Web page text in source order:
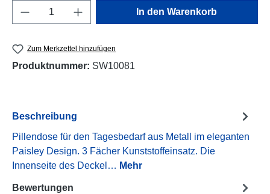
Produkt Anzahl: Gib den gewünschten
In den Warenkorb
Zum Merkzettel hinzufügen
Produktnummer: SW10081
Beschreibung
Pillendose für den Tagesbedarf aus Metall im eleganten
Paisley Design. 3 Fächer Kunststoffeinsatz. Die
Innenseite des Deckel… Mehr
Bewertungen